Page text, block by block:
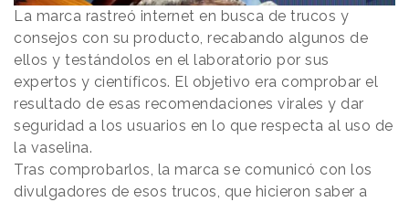
La marca rastreó internet en busca de trucos y
consejos con su producto, recabando algunos de
ellos y testándolos en el laboratorio por sus
expertos y científicos. El objetivo era comprobar el
resultado de esas recomendaciones virales y dar
seguridad a los usuarios en lo que respecta al uso de
la vaselina.
Tras comprobarlos, la marca se comunicó con los
divulgadores de esos trucos, que hicieron saber a